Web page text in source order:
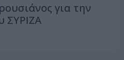
για την
ΣΥΡΙΖΑ